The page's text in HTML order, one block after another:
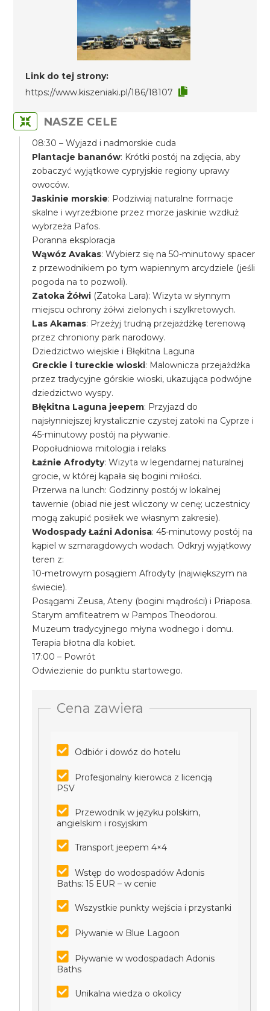
Link do tej strony:
https://www.kiszeniaki.pl/186/18107
NASZE CELE
08:30 – Wyjazd i nadmorskie cuda
Plantacje bananów: Krótki postój na zdjęcia, aby
zobaczyć wyjątkowe cypryjskie regiony uprawy
owoców.
Jaskinie morskie: Podziwiaj naturalne formacje
skalne i wyrzeźbione przez morze jaskinie wzdłuż
wybrzeża Pafos.
Poranna eksploracja
Wąwóz Avakas: Wybierz się na 50-minutowy spacer
z przewodnikiem po tym wapiennym arcydziele (jeśli
pogoda na to pozwoli).
Zatoka Żółwi (Zatoka Lara): Wizyta w słynnym
miejscu ochrony żółwi zielonych i szylkretowych.
Las Akamas: Przeżyj trudną przejażdżkę terenową
przez chroniony park narodowy.
Dziedzictwo wiejskie i Błękitna Laguna
Greckie i tureckie wioski: Malownicza przejażdżka
przez tradycyjne górskie wioski, ukazująca podwójne
dziedzictwo wyspy.
Błękitna Laguna jeepem: Przyjazd do
najsłynniejszej krystalicznie czystej zatoki na Cyprze i
45-minutowy postój na pływanie.
Popołudniowa mitologia i relaks
Łaźnie Afrodyty: Wizyta w legendarnej naturalnej
grocie, w której kąpała się bogini miłości.
Przerwa na lunch: Godzinny postój w lokalnej
tawernie (obiad nie jest wliczony w cenę; uczestnicy
mogą zakupić posiłek we własnym zakresie).
Wodospady Łaźni Adonisa: 45-minutowy postój na
kąpiel w szmaragdowych wodach. Odkryj wyjątkowy
teren z:
10-metrowym posągiem Afrodyty (największym na
świecie).
Posągami Zeusa, Ateny (bogini mądrości) i Priaposa.
Starym amfiteatrem w Pampos Theodorou.
Muzeum tradycyjnego młyna wodnego i domu.
Terapia błotna dla kobiet.
17:00 – Powrót
Odwiezienie do punktu startowego.
Cena zawiera
Odbiór i dowóz do hotelu
Profesjonalny kierowca z licencją
PSV
Przewodnik w języku polskim,
angielskim i rosyjskim
Transport jeepem 4×4
Wstęp do wodospadów Adonis
Baths: 15 EUR – w cenie
Wszystkie punkty wejścia i przystanki
Pływanie w Blue Lagoon
Pływanie w wodospadach Adonis
Baths
Unikalna wiedza o okolicy